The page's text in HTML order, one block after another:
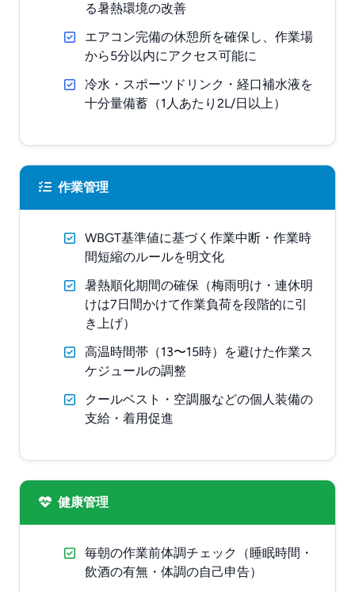
る暑熱環境の改善
エアコン完備の休憩所を確保し、作業場
から5分以内にアクセス可能に
冷水・スポーツドリンク・経口補水液を
十分量備蓄（1人あたり2L/日以上）
作業管理
WBGT基準値に基づく作業中断・作業時
間短縮のルールを明文化
暑熱順化期間の確保（梅雨明け・連休明
けは7日間かけて作業負荷を段階的に引
き上げ）
高温時間帯（13〜15時）を避けた作業ス
ケジュールの調整
クールベスト・空調服などの個人装備の
支給・着用促進
健康管理
毎朝の作業前体調チェック（睡眠時間・
飲酒の有無・体調の自己申告）